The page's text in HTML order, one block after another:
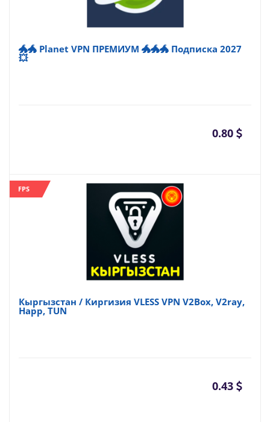
🐲🐲 Planet VPN ПРЕМИУМ 🐲🐲🐲 Подписка 2027
💥
0.80
FPS
Кыргызстан / Киргизия VLESS VPN V2Box, V2ray,
Happ, TUN
0.43